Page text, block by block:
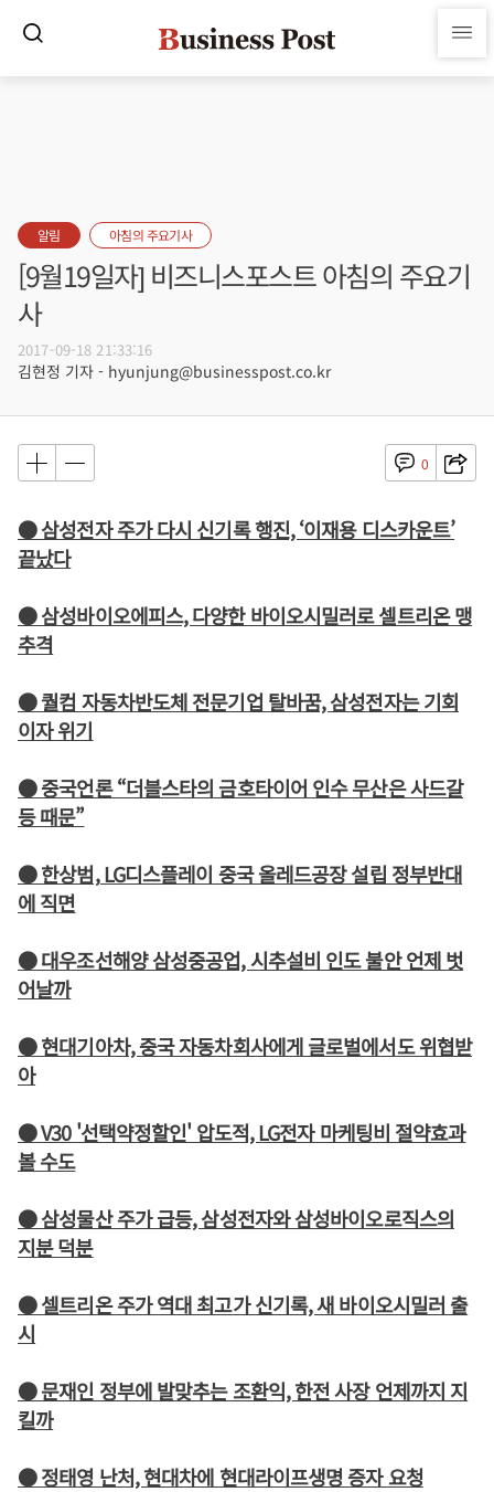
알림 아침의 주요기사
[9월19일자] 비즈니스포스트 아침의 주요기
사
2017-09-18 21:33:16
김현정 기자 - hyunjung@businesspost.co.kr
0
● 삼성전자 주가 다시 신기록 행진, ‘이재용 디스카운트’
끝났다
● 삼성바이오에피스, 다양한 바이오시밀러로 셀트리온 맹
추격
● 퀄컴 자동차반도체 전문기업 탈바꿈, 삼성전자는 기회
이자 위기
● 중국언론 “더블스타의 금호타이어 인수 무산은 사드갈
등 때문”
● 한상범, LG디스플레이 중국 올레드공장 설립 정부반대
에 직면
● 대우조선해양 삼성중공업, 시추설비 인도 불안 언제 벗
어날까
● 현대기아차, 중국 자동차회사에게 글로벌에서도 위협받
아
● V30 '선택약정할인' 압도적, LG전자 마케팅비 절약효과
볼 수도
● 삼성물산 주가 급등, 삼성전자와 삼성바이오로직스의
지분 덕분
● 셀트리온 주가 역대 최고가 신기록, 새 바이오시밀러 출
시
● 문재인 정부에 발맞추는 조환익, 한전 사장 언제까지 지
킬까
● 정태영 난처, 현대차에 현대라이프생명 증자 요청